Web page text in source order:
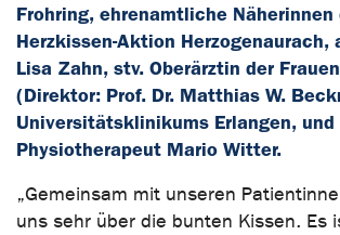
Frohring, ehrenamtliche Näherinnen
Herzkissen-Aktion Herzogenaurach,
Lisa Zahn, stv. Oberärztin der
(Direktor: Prof. Dr. Matthias W.
Universitätsklinikums Erlangen, und
Physiotherapeut Mario Witter.
„Gemeinsam mit unseren
uns sehr über die bunten Kissen. Es